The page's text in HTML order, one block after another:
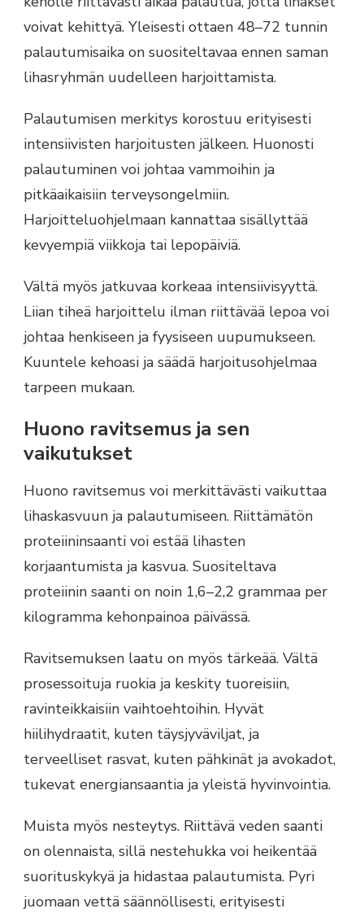
voivat kehittyä. Yleisesti ottaen 48–72 tunnin
palautumisaika on suositeltavaa ennen saman
lihasryhmän uudelleen harjoittamista.
Palautumisen merkitys korostuu erityisesti
intensiivisten harjoitusten jälkeen. Huonosti
palautuminen voi johtaa vammoihin ja
pitkäaikaisiin terveysongelmiin.
Harjoitteluohjelmaan kannattaa sisällyttää
kevyempiä viikkoja tai lepopäiviä.
Vältä myös jatkuvaa korkeaa intensiivisyyttä.
Liian tiheä harjoittelu ilman riittävää lepoa voi
johtaa henkiseen ja fyysiseen uupumukseen.
Kuuntele kehoasi ja säädä harjoitusohjelmaa
tarpeen mukaan.
Huono ravitsemus ja sen
vaikutukset
Huono ravitsemus voi merkittävästi vaikuttaa
lihaskasvuun ja palautumiseen. Riittämätön
proteiininsaanti voi estää lihasten
korjaantumista ja kasvua. Suositeltava
proteiinin saanti on noin 1,6–2,2 grammaa per
kilogramma kehonpainoa päivässä.
Ravitsemuksen laatu on myös tärkeää. Vältä
prosessoituja ruokia ja keskity tuoreisiin,
ravinteikkaisiin vaihtoehtoihin. Hyvät
hiilihydraatit, kuten täysjyväviljat, ja
terveelliset rasvat, kuten pähkinät ja avokadot,
tukevat energiansaantia ja yleistä hyvinvointia.
Muista myös nesteytys. Riittävä veden saanti
on olennaista, sillä nestehukka voi heikentää
suorituskykyä ja hidastaa palautumista. Pyri
juomaan vettä säännöllisesti, erityisesti